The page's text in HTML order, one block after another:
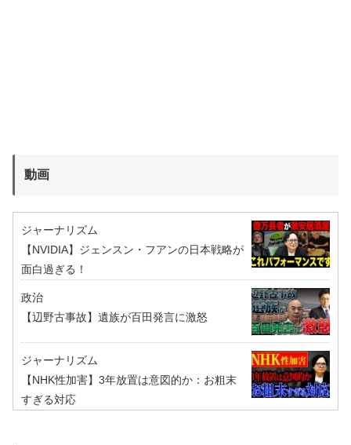
動画
ジャーナリズム
【NVIDIA】ジェンスン・フアンの日本戦略が
面白過ぎる！
政治
【辺野古事故】遺族が百田発言に激怒
ジャーナリズム
【NHK性加害】3年放置は意図的か：お粗末
すぎる対応